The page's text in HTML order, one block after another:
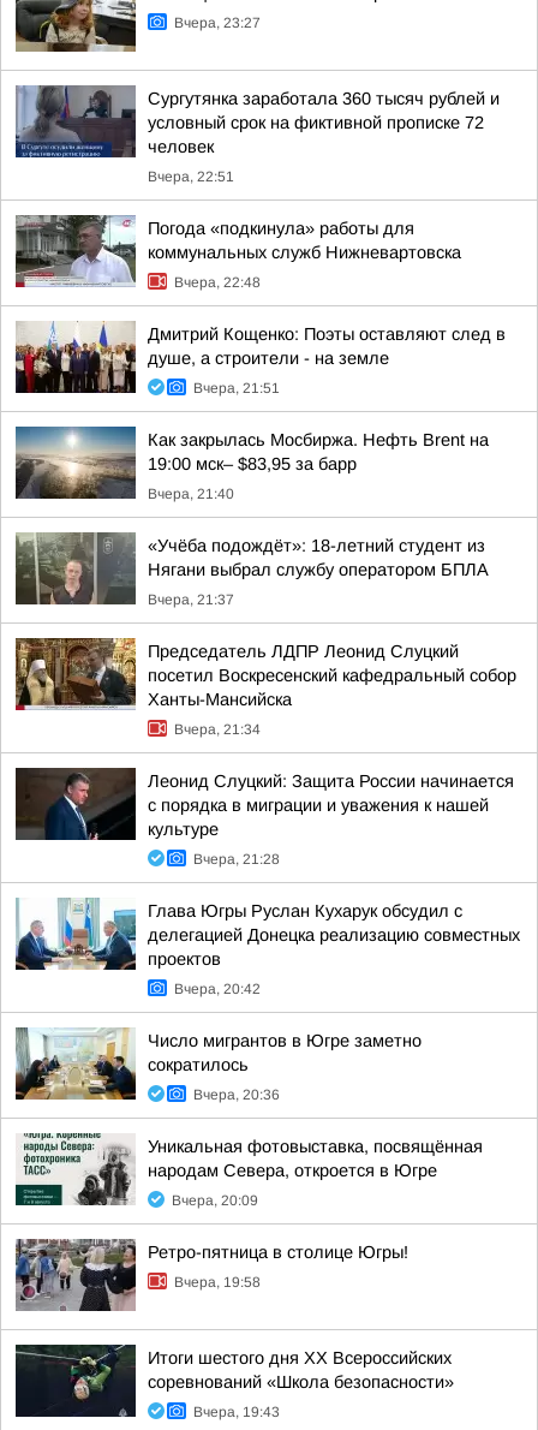
Вчера, 23:27
Сургутянка заработала 360 тысяч рублей и
условный срок на фиктивной прописке 72
человек
Вчера, 22:51
Погода «подкинула» работы для
коммунальных служб Нижневартовска
Вчера, 22:48
Дмитрий Кощенко: Поэты оставляют след в
душе, а строители - на земле
Вчера, 21:51
Как закрылась Мосбиржа. Нефть Brent на
19:00 мск– $83,95 за барр
Вчера, 21:40
«Учёба подождёт»: 18-летний студент из
Нягани выбрал службу оператором БПЛА
Вчера, 21:37
Председатель ЛДПР Леонид Слуцкий
посетил Воскресенский кафедральный собор
Ханты-Мансийска
Вчера, 21:34
Леонид Слуцкий: Защита России начинается
с порядка в миграции и уважения к нашей
культуре
Вчера, 21:28
Глава Югры Руслан Кухарук обсудил с
делегацией Донецка реализацию совместных
проектов
Вчера, 20:42
Число мигрантов в Югре заметно
сократилось
Вчера, 20:36
Уникальная фотовыставка, посвящённая
народам Севера, откроется в Югре
Вчера, 20:09
Ретро-пятница в столице Югры!
Вчера, 19:58
Итоги шестого дня XX Всероссийских
соревнований «Школа безопасности»
Вчера, 19:43